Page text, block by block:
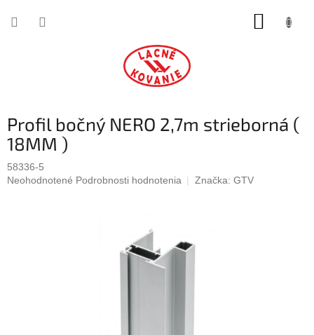
Profil bočný NERO 2,7m strieborná (
18MM )
58336-5
Priemerné
Neohodnotené Podrobnosti hodnotenia Značka: GTV